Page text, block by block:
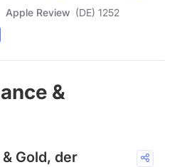
Apple Review (DE) 1252
&
Gold, der